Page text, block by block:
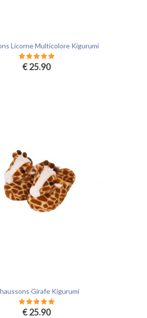
Licorne Multicolore Kigurumi
€ 25.90
Girafe Kigurumi
€ 25.90